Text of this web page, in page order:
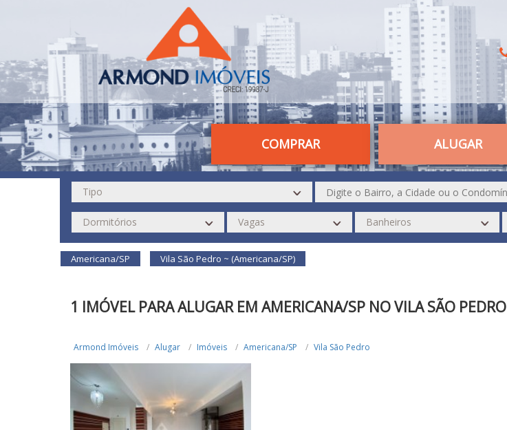
COMPRAR ALUGAR
Americana/SP Vila São Pedro ~ (Americana/SP)
1 IMÓVEL PARA ALUGAR EM AMERICANA/SP NO VILA SÃO PEDRO
Armond Imóveis Alugar Imóveis Americana/SP Vila São Pedro
R$ 1.600.000,00
R$ 7.000,00 ALUGUEL